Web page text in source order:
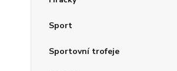
Sport
Sportovní trofeje